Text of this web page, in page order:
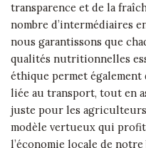
transparence et de la
nombre d’intermédiaires
nous garantissons que
qualités nutritionnelles
éthique permet
liée au transport, tout en
juste pour les agriculteurs
modèle vertueux qui
l’économie locale de